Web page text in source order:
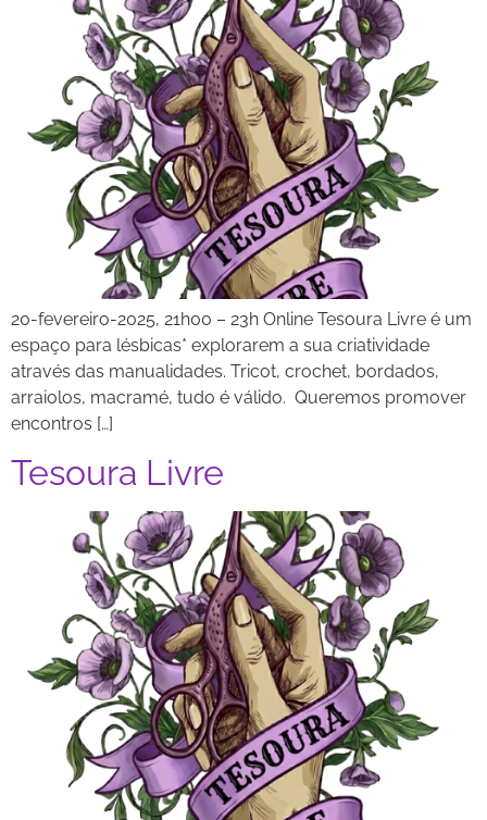
20-fevereiro-2025, 21h00 – 23h Online Tesoura Livre é um
espaço para lésbicas* explorarem a sua criatividade
através das manualidades. Tricot, crochet, bordados,
arraiolos, macramé, tudo é válido. Queremos promover
encontros […]
Tesoura Livre